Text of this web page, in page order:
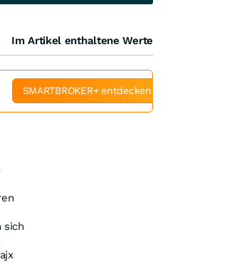
sich
Im Artikel enthaltene Werte
SMARTBROKER+ entdecken